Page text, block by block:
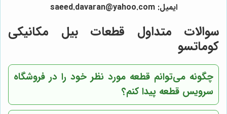
ایمیل: saeed.davaran@yahoo.com
سوالات متداول قطعات بیل مکانیکی
کوماتسو
چگونه می‌توانم قطعه مورد نظر خود را در فروشگاه
سرویس قطعه پیدا کنم؟